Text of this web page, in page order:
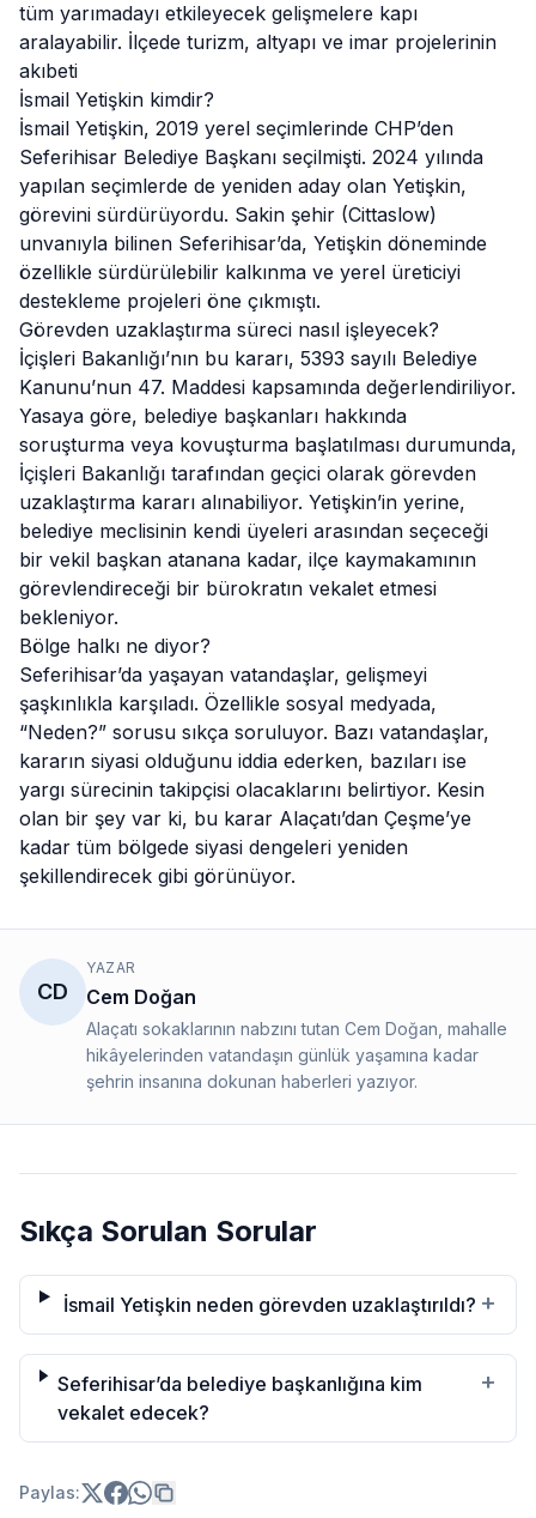
tüm yarımadayı etkileyecek gelişmelere kapı
aralayabilir. İlçede turizm, altyapı ve imar projelerinin
akıbeti
İsmail Yetişkin kimdir?
İsmail Yetişkin, 2019 yerel seçimlerinde CHP’den
Seferihisar Belediye Başkanı seçilmişti. 2024 yılında
yapılan seçimlerde de yeniden aday olan Yetişkin,
görevini sürdürüyordu. Sakin şehir (Cittaslow)
unvanıyla bilinen Seferihisar’da, Yetişkin döneminde
özellikle sürdürülebilir kalkınma ve yerel üreticiyi
destekleme projeleri öne çıkmıştı.
Görevden uzaklaştırma süreci nasıl işleyecek?
İçişleri Bakanlığı’nın bu kararı, 5393 sayılı Belediye
Kanunu’nun 47. Maddesi kapsamında değerlendiriliyor.
Yasaya göre, belediye başkanları hakkında
soruşturma veya kovuşturma başlatılması durumunda,
İçişleri Bakanlığı tarafından geçici olarak görevden
uzaklaştırma kararı alınabiliyor. Yetişkin’in yerine,
belediye meclisinin kendi üyeleri arasından seçeceği
bir vekil başkan atanana kadar, ilçe kaymakamının
görevlendireceği bir bürokratın vekalet etmesi
bekleniyor.
Bölge halkı ne diyor?
Seferihisar’da yaşayan vatandaşlar, gelişmeyi
şaşkınlıkla karşıladı. Özellikle sosyal medyada,
“Neden?” sorusu sıkça soruluyor. Bazı vatandaşlar,
kararın siyasi olduğunu iddia ederken, bazıları ise
yargı sürecinin takipçisi olacaklarını belirtiyor. Kesin
olan bir şey var ki, bu karar Alaçatı’dan Çeşme’ye
kadar tüm bölgede siyasi dengeleri yeniden
şekillendirecek gibi görünüyor.
CD
YAZAR
Cem Doğan
Alaçatı sokaklarının nabzını tutan Cem Doğan, mahalle
hikâyelerinden vatandaşın günlük yaşamına kadar
şehrin insanına dokunan haberleri yazıyor.
Sıkça Sorulan Sorular
İsmail Yetişkin neden görevden uzaklaştırıldı? +
Seferihisar’da belediye başkanlığına kim
vekalet edecek?
+
Paylas: